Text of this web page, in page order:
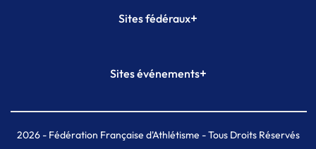
Sites fédéraux+
Plateforme Formation
Sites événements+
Meeting de Paris indoor
MAIF Ekiden de Paris
2026- Fédération Française d'Athlétisme - Tous Droits Réservés